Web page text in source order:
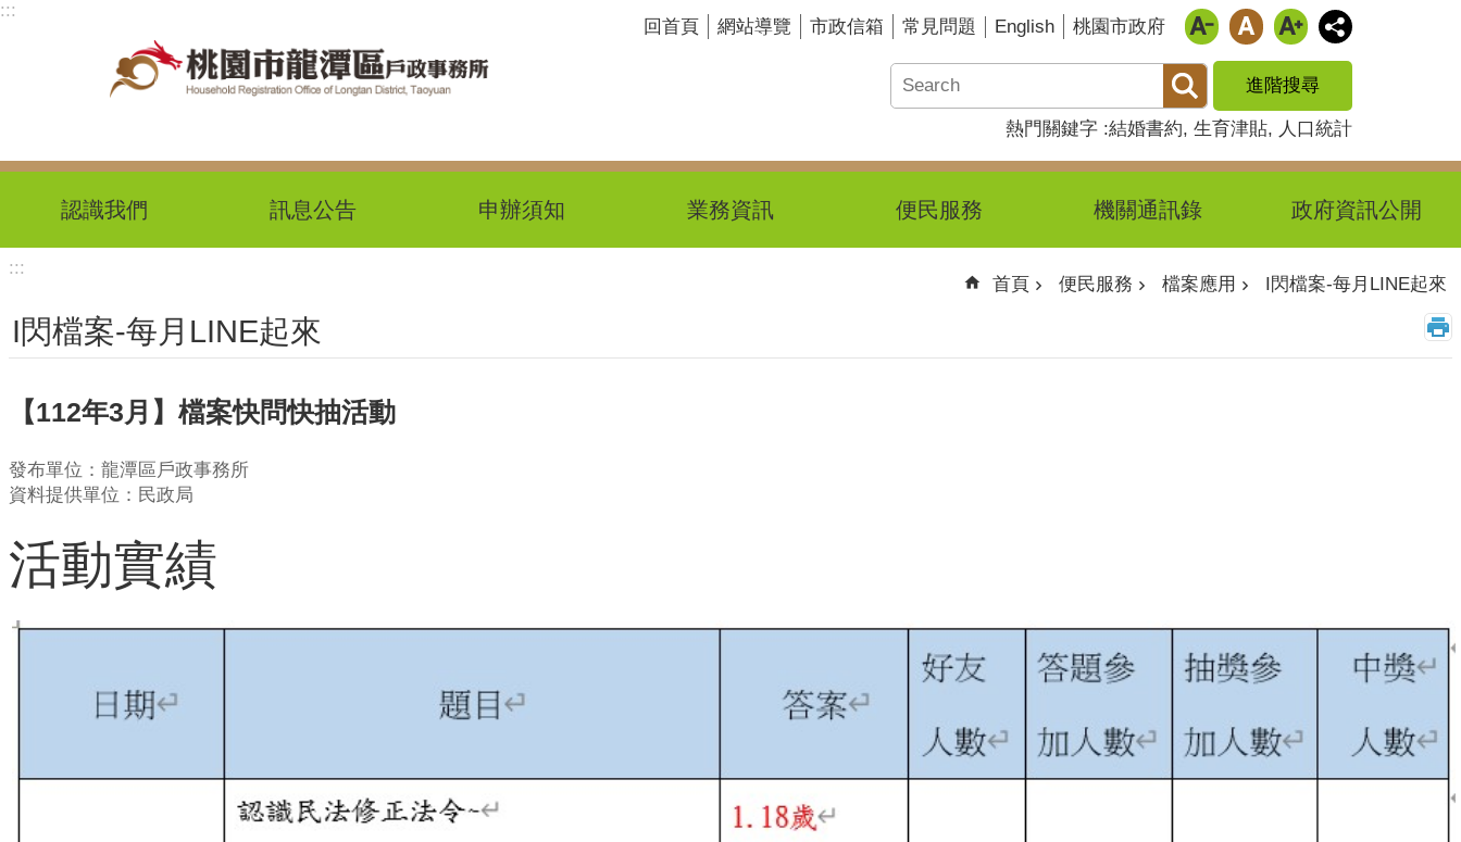
跳到主要內容區塊
:::
回首頁 網站導覽 市政信箱 常見問題 English 桃園市政府
進階搜尋
熱門關鍵字 結婚書約 生育津貼 人口統計
認識我們 訊息公告 申辦須知 業務資訊 便民服務 機關通訊錄 政府資訊公開
:::
首頁 便民服務 檔案應用 I閃檔案-每月LINE起來
I閃檔案-每月LINE起來
【112年3月】檔案快問快抽活動
發布單位：龍潭區戶政事務所
資料提供單位：民政局
活動實績